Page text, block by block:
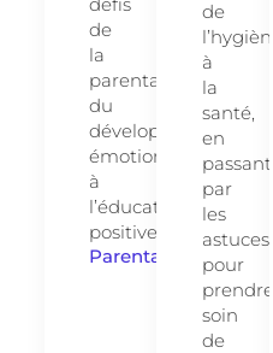
de
la
parentalité,
du
développement
émotionnel
à
l’éducation
positive.
Parentalité
de
l’hygiène
à
la
santé,
en
passant
par
les
astuces
pour
prendre
soin
de